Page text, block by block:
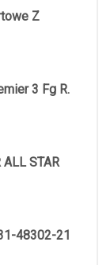
Z
3 Fg R.
ALL STAR
48302-21